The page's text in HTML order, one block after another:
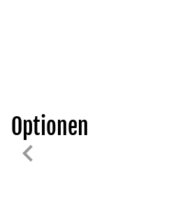
Optionen